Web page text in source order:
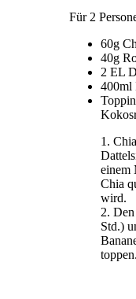
Für 2
60g
40g
2 EL
400ml
einem
Chia
wird.
Std.)
toppen.